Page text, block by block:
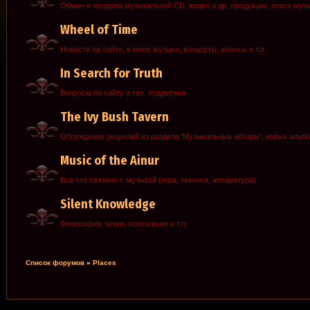
Обмен и продажа музыкальной CD, видео и др. продукции, поиск
Wheel of Time
Новости на сайте, в мире музыки, концерты, анонсы и т.п.
In Search for Truth
Вопросы по сайту и тех. поддержка
The Ivy Bush Tavern
Обсуждение рецензий из раздела 'Музыкальные обзоры', новых
Music of the Ainur
Все что связано с музыкой (игра, техника, аппаратура)
Silent Knowledge
Философия, книги, психология и т.п.
Список форумов » Places